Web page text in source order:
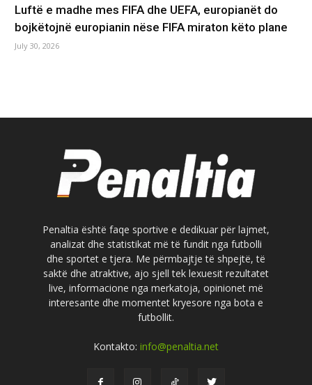
Luftë e madhe mes FIFA dhe UEFA, europianët do
bojkëtojnë europianin nëse FIFA miraton këto plane
July 30, 2026
Penaltia është faqe sportive e dedikuar për lajmet,
analizat dhe statistikat më të fundit nga futbolli
dhe sportet e tjera. Me përmbajtje të shpejtë, të
saktë dhe atraktive, ajo sjell tek lexuesit rezultatet
live, informacione nga merkatoja, opinionet më
interesante dhe momentet kryesore nga bota e
futbollit.
Kontakto: info@penaltia.net